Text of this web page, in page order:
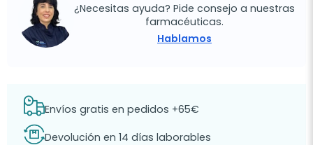
¿Necesitas ayuda? Pide consejo a nuestras
farmacéuticas.
Hablamos
Envíos gratis en pedidos +65€
Devolución en 14 días laborables